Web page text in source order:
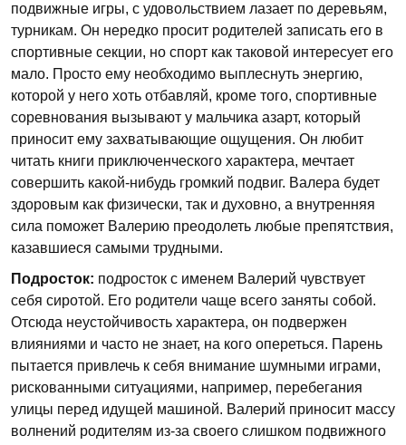
подвижные игры, с удовольствием лазает по деревьям,
турникам. Он нередко просит родителей записать его в
спортивные секции, но спорт как таковой интересует его
мало. Просто ему необходимо выплеснуть энергию,
которой у него хоть отбавляй, кроме того, спортивные
соревнования вызывают у мальчика азарт, который
приносит ему захватывающие ощущения. Он любит
читать книги приключенческого характера, мечтает
совершить какой-нибудь громкий подвиг. Валера будет
здоровым как физически, так и духовно, а внутренняя
сила поможет Валерию преодолеть любые препятствия,
казавшиеся самыми трудными.
Подросток: подросток с именем Валерий чувствует
себя сиротой. Его родители чаще всего заняты собой.
Отсюда неустойчивость характера, он подвержен
влияниями и часто не знает, на кого опереться. Парень
пытается привлечь к себя внимание шумными играми,
рискованными ситуациями, например, перебегания
улицы перед идущей машиной. Валерий приносит массу
волнений родителям из-за своего слишком подвижного